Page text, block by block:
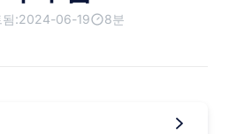
됨:2024-06-19 8분